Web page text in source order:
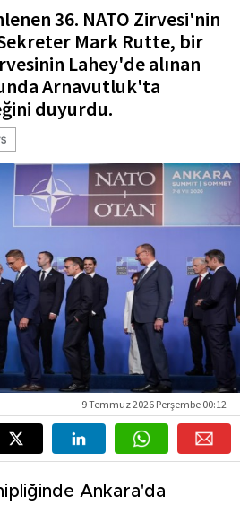
36. NATO Zirvesi'nin
Mark Rutte, bir
Lahey'de alınan
Arnavutluk'ta
duyurdu.
9 Temmuz 2026 Perşembe 00:12
Ankara'da